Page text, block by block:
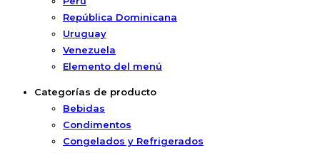
República Dominicana
Uruguay
Venezuela
Elemento del menú
Categorías de producto
Bebidas
Condimentos
Congelados y Refrigerados